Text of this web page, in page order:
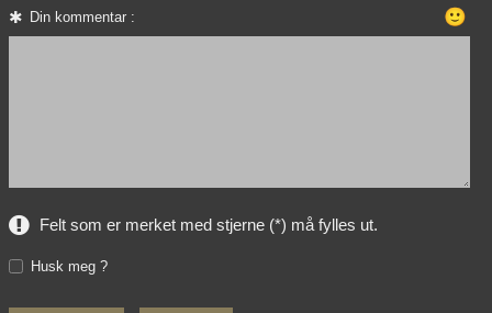
Din kommentar : 🙂
Felt som er merket med stjerne (*) må fylles ut.
Husk meg ?